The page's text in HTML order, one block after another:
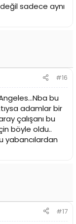
sadece aynı
#16
bu
adamlar bir
çalışanı bu
böyle oldu..
yabancılardan
#17